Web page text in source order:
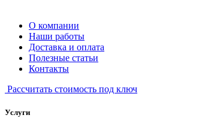
О компании
Наши работы
Доставка и оплата
Полезные статьи
Контакты
Рассчитать стоимость под ключ
Услуги